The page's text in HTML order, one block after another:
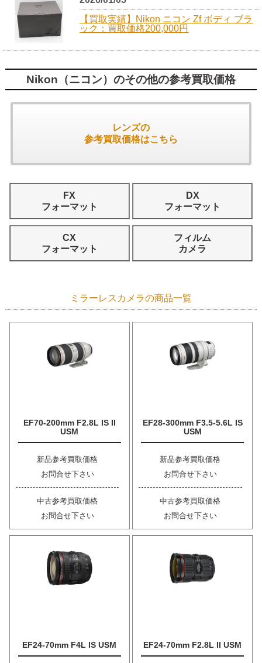
【買取実績】Nikon ニコン Zf ボディ ブラ
ック：買取価格200,000円
Nikon（ニコン）のその他の参考買取価格
レンズの
参考買取価格はこちら
FX
フォーマット
DX
フォーマット
CX
フォーマット
フィルム
カメラ
ミラーレスカメラの商品一覧
EF70-200mm F2.8L IS II
USM
新品参考買取価格
お問合せ下さい
中古参考買取価格
お問合せ下さい
EF28-300mm F3.5-5.6L IS
USM
新品参考買取価格
お問合せ下さい
中古参考買取価格
お問合せ下さい
EF24-70mm F4L IS USM EF24-70mm F2.8L II USM